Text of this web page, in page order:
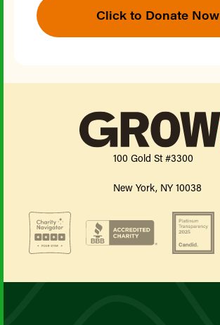
Click to Donate Now
100 Gold St #3300
New York, NY 10038